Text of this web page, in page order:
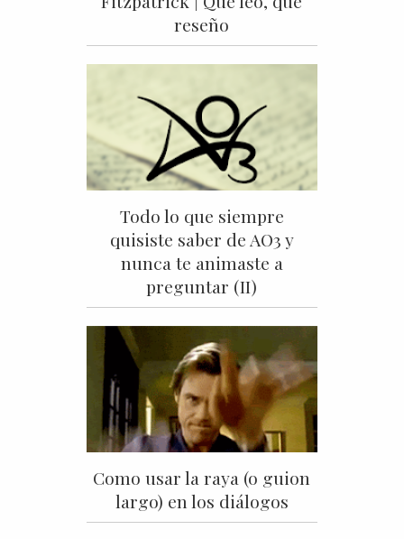
reseño
Todo lo que siempre
quisiste saber de AO3 y
nunca te animaste a
preguntar (II)
Como usar la raya (o guion
largo) en los diálogos